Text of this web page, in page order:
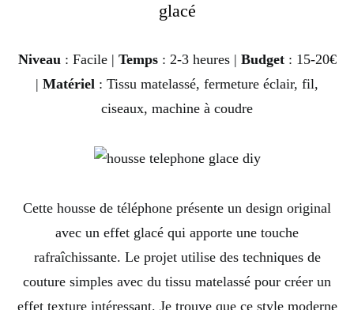
glacé
Niveau: Facile | Temps: 2-3 heures | Budget: 15-20€
| Matériel : Tissu matelassé, fermeture éclair, fil,
ciseaux, machine à coudre
Cette housse de téléphone présente un design original
avec un effet glacé qui apporte une touche
rafraîchissante. Le projet utilise des techniques de
couture simples avec du tissu matelassé pour créer un
effet texture intéressant. Je trouve que ce style moderne